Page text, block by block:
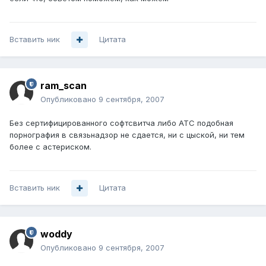
Вставить ник Цитата
ram_scan
Опубликовано 9 сентября, 2007
Без сертифицированного софтсвитча либо АТС подобная
порнография в связьнадзор не сдается, ни с цыской, ни тем
более с астериском.
Вставить ник Цитата
woddy
Опубликовано 9 сентября, 2007